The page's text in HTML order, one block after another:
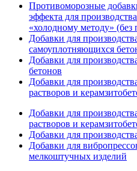
Противоморозные
эффекта для
«холодному методу» (без
Добавки для
самоуплотняющихся
Добавки для
бетонов
Добавки для
растворов и
Добавки для
растворов и
Добавки для
Добавки для
мелкоштучных изделий